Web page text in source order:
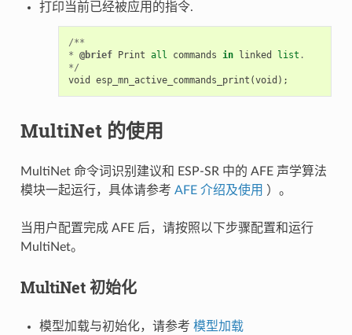
打印当前已经被应用的指令.
/**
* @brief Print all commands in linked list .
*/
void
esp_mn_active_commands_print (void );
MultiNet 的使用
MultiNet 命令词识别建议和 ESP-SR 中的 AFE 声学算法
模块一起运行，具体请参考 AFE 介绍及使用 ）。
当用户配置完成 AFE 后，请按照以下步骤配置和运行
MultiNet。
MultiNet 初始化
模型加载与初始化，请参考 模型加载